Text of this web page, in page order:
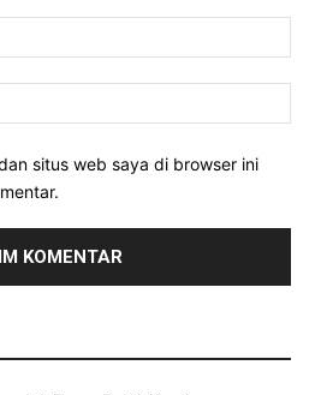
situs web saya di browser ini